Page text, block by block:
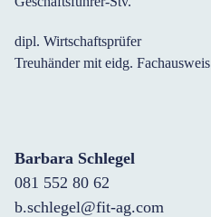
dipl. Wirtschaftsprüfer
Treuhänder mit eidg. Fachausweis
Barbara Schlegel
081 552 80 62
b.schlegel@fit-ag.com